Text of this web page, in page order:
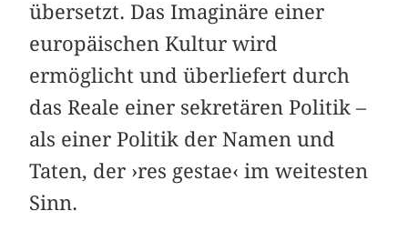
übersetzt. Das Imaginäre einer
europäischen Kultur wird
ermöglicht und überliefert durch
das Reale einer sekretären Politik –
als einer Politik der Namen und
Taten, der ›res gestae‹ im weitesten
Sinn.